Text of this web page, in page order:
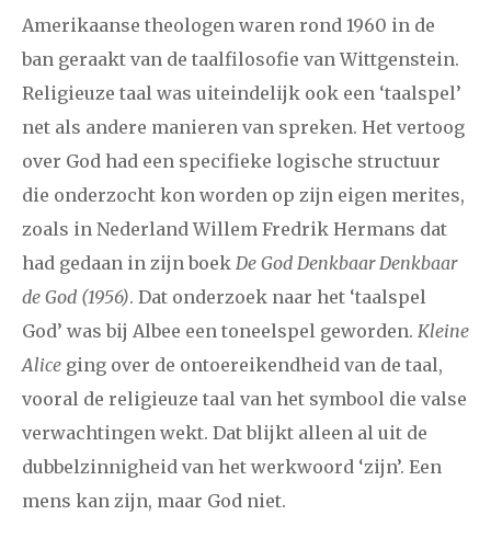
Amerikaanse theologen waren rond 1960 in de
ban geraakt van de taalfilosofie van Wittgenstein.
Religieuze taal was uiteindelijk ook een ‘taalspel’
net als andere manieren van spreken. Het vertoog
over God had een specifieke logische structuur
die onderzocht kon worden op zijn eigen merites,
zoals in Nederland Willem Fredrik Hermans dat
had gedaan in zijn boek De God Denkbaar Denkbaar
de God (1956). Dat onderzoek naar het ‘taalspel
God’ was bij Albee een toneelspel geworden. Kleine
Alice ging over de ontoereikendheid van de taal,
vooral de religieuze taal van het symbool die valse
verwachtingen wekt. Dat blijkt alleen al uit de
dubbelzinnigheid van het werkwoord ‘zijn’. Een
mens kan zijn, maar God niet.